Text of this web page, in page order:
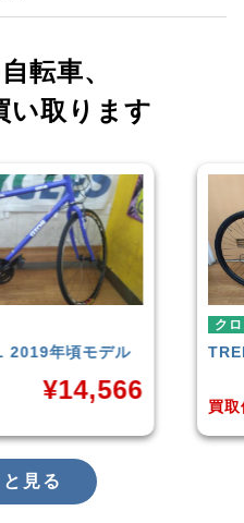
転車、
い取ります
年頃モデル
¥14,566
クロ
買取
と見る